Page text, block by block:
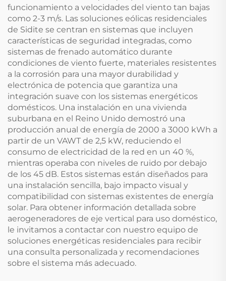
funcionamiento a velocidades del viento tan bajas
como 2-3 m/s. Las soluciones eólicas residenciales
de Sidite se centran en sistemas que incluyen
características de seguridad integradas, como
sistemas de frenado automático durante
condiciones de viento fuerte, materiales resistentes
a la corrosión para una mayor durabilidad y
electrónica de potencia que garantiza una
integración suave con los sistemas energéticos
domésticos. Una instalación en una vivienda
suburbana en el Reino Unido demostró una
producción anual de energía de 2000 a 3000 kWh a
partir de un VAWT de 2,5 kW, reduciendo el
consumo de electricidad de la red en un 40 %,
mientras operaba con niveles de ruido por debajo
de los 45 dB. Estos sistemas están diseñados para
una instalación sencilla, bajo impacto visual y
compatibilidad con sistemas existentes de energía
solar. Para obtener información detallada sobre
aerogeneradores de eje vertical para uso doméstico,
le invitamos a contactar con nuestro equipo de
soluciones energéticas residenciales para recibir
una consulta personalizada y recomendaciones
sobre el sistema más adecuado.